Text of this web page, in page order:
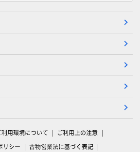
利用環境について
ご利用上の注意
リシー
古物営業法に基づく表記